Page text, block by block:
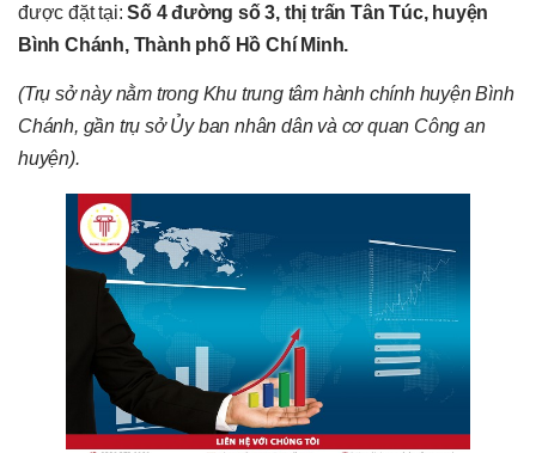
được đặt tại:Số 4 đường số 3, thị trấn Tân Túc, huyện
Bình Chánh, Thành phố Hồ Chí Minh.
(Trụ sở này nằm trong Khu trung tâm hành chính huyện Bình
Chánh, gần trụ sở Ủy ban nhân dân và cơ quan Công an
huyện).